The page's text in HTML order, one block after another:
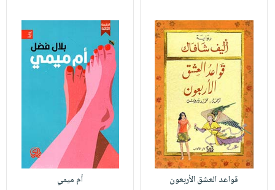
قواعد العشق الأربعون
أم ميمي